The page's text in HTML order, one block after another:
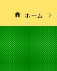
ホーム